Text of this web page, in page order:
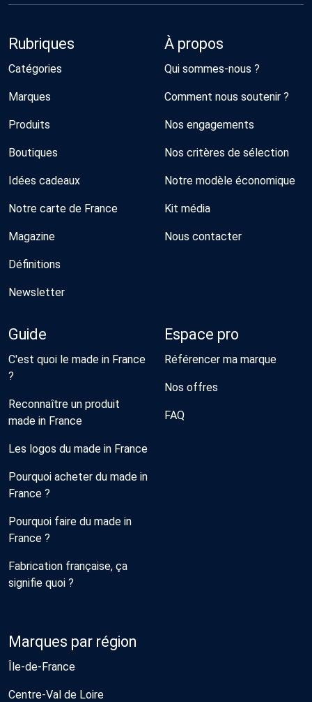
Rubriques
Catégories
Marques
Produits
Boutiques
Idées cadeaux
Notre carte de France
Magazine
Définitions
Newsletter
À propos
Qui sommes-nous ?
Comment nous soutenir ?
Nos engagements
Nos critères de sélection
Notre modèle économique
Kit média
Nous contacter
Guide
C'est quoi le made in France
?
Reconnaître un produit
made in France
Les logos du made in France
Pourquoi acheter du made in
France ?
Pourquoi faire du made in
France ?
Fabrication française, ça
signifie quoi ?
Espace pro
Référencer ma marque
Nos offres
FAQ
Marques par région
Île-de-France
Centre-Val de Loire